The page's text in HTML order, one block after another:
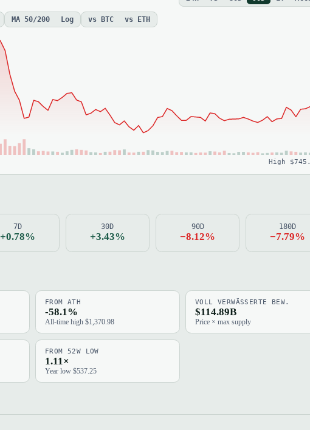
MA 50/200 Log vs BTC vs ETH
High
7D
+0.78%
30D
+3.43%
90D
−8.12%
180D
−7.79%
FROM ATH
-58.1%
All-time high $1,370.98
VOLL VERWÄSSERTE BEW.
$114.89B
Price × max supply
FROM 52W LOW
1.11×
Year low $537.25